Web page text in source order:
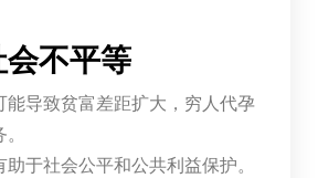
会不平等
能导致贫富差距扩大，穷人代孕
于社会公平和公共利益保护。